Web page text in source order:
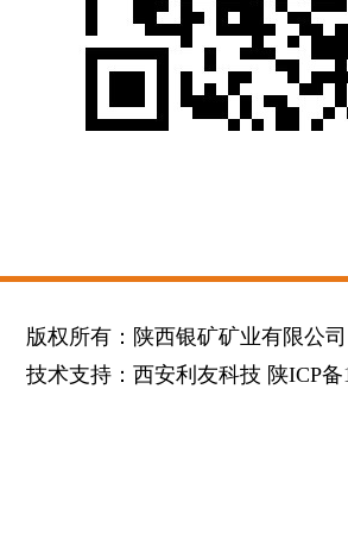
版权所有：陕西银矿矿业有限公
技术支持： 西安利友科技 陕ICP